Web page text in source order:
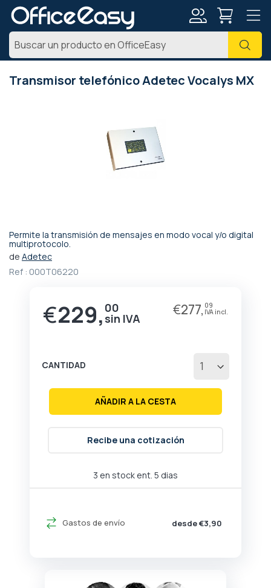
Transmisor telefónico Adetec Vocalys MX
Permite la transmisión de mensajes en modo vocal y/o digital
multiprotocolo.
de Adetec
Ref : 000T06220
€229, 00 €277, 09
3 en stock ent. 5 dias
Gastos de envío desde €3,90
CANTIDAD
AÑADIR A LA CESTA
Recibe una cotización
Saltar
al
de